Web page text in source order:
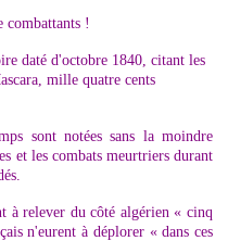
!
daté d'octobre 1840, citant les
mille quatre cents
sont notées sans la moindre
et les combats meurtriers durant
à relever du côté algérien « cinq
n'eurent à déplorer « dans ces